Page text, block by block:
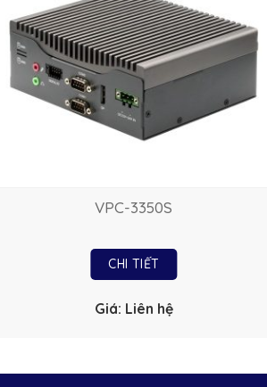
VPC-3350S
CHI TIẾT
Giá: Liên hệ